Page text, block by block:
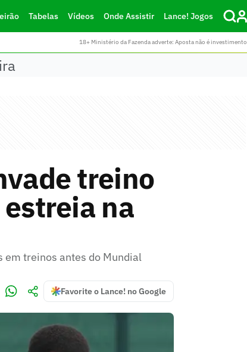
Tabelas Vídeos Onde Assistir Lance! Jogos
18+ Ministério da Fazenda adverte: Aposta não é investimento
treino
na
treinos antes do Mundial
Favorite o Lance! no Google